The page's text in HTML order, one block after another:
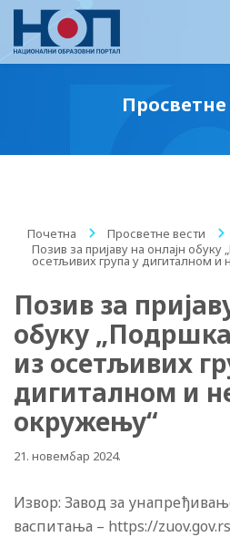
Просветне
Почетна / Просветне вести
/
Позив за пријаву на онлајн
осетљивих група у дигиталном
Позив за
обуку
из осетљивих
дигиталном и
окружењу“
21. новембар 2024.
Извор: Завод за
васпитања – https://